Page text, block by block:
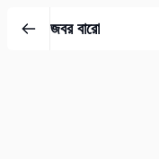
জবর বারো